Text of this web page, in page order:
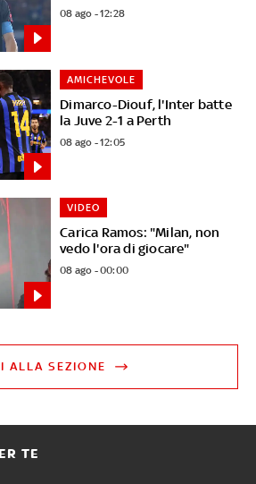
08 ago - 12:28
Dimarco-Diouf, l'Inter batte
la Juve 2-1 a Perth
AMICHEVOLE
08 ago - 12:05
Carica Ramos: "Milan, non
vedo l'ora di giocare"
VIDEO
08 ago - 00:00
ALLA SEZIONE
TE